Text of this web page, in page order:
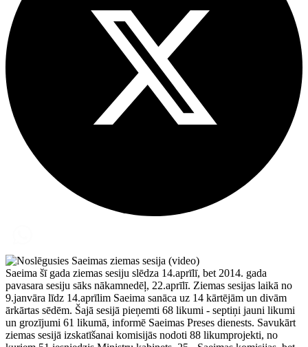
Saeima šī gada ziemas sesiju slēdza 14.aprīlī, bet 2014. gada
pavasara sesiju sāks nākamnedēļ, 22.aprīlī. Ziemas sesijas laikā no
9.janvāra līdz 14.aprīlim Saeima sanāca uz 14 kārtējām un divām
ārkārtas sēdēm. Šajā sesijā pieņemti 68 likumi - septiņi jauni likumi
un grozījumi 61 likumā, informē Saeimas Preses dienests. Savukārt
ziemas sesijā izskatīšanai komisijās nodoti 88 likumprojekti, no